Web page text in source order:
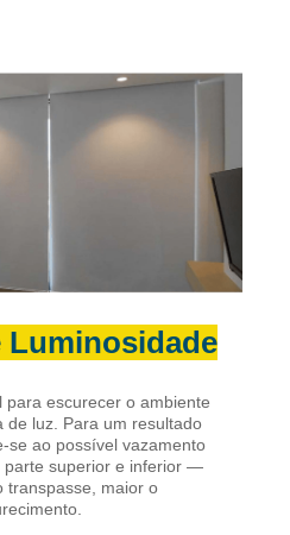
Luminosidade
para escurecer o ambiente
de luz. Para um resultado
se ao possível vazamento
parte superior e inferior —
transpasse, maior o